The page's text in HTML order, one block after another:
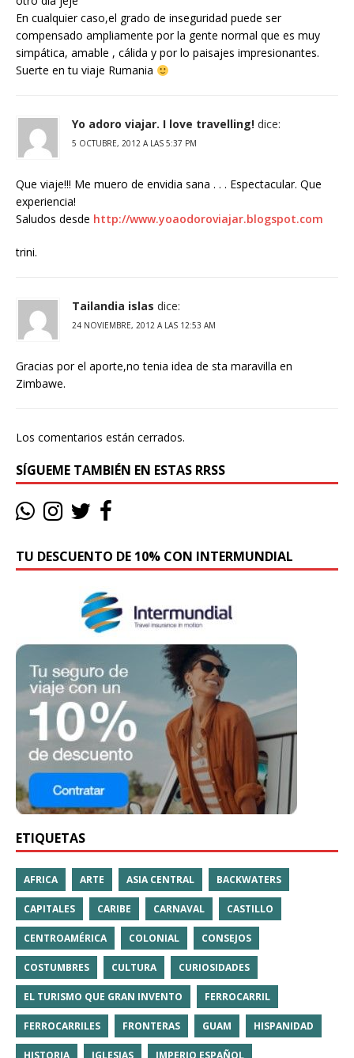
En cualquier caso,el grado de inseguridad puede ser
compensado ampliamente por la gente normal que es muy
simpática, amable , cálida y por lo paisajes impresionantes.
Suerte en tu viaje Rumania
Yo adoro viajar. I love travelling! dice:
5 OCTUBRE, 2012 A LAS 5:37 PM
Que viaje!!! Me muero de envidia sana . . . Espectacular. Que
experiencia!
Saludos desde http://www.yoaodoroviajar.blogspot.com
trini.
Tailandia islas dice:
24 NOVIEMBRE, 2012 A LAS 12:53 AM
Gracias por el aporte,no tenia idea de sta maravilla en
Zimbawe.
Los comentarios están cerrados.
SÍGUEME TAMBIÉN EN ESTAS RRSS
TU DESCUENTO DE 10% CON INTERMUNDIAL
ETIQUETAS
AFRICA ARTE ASIA CENTRAL BACKWATERS
CAPITALES CARIBE CARNAVAL CASTILLO
CENTROAMÉRICA COLONIAL CONSEJOS
COSTUMBRES CULTURA CURIOSIDADES
EL TURISMO QUE GRAN INVENTO FERROCARRIL
FERROCARRILES FRONTERAS GUAM HISPANIDAD
HISTORIA IGLESIAS IMPERIO ESPAÑOL